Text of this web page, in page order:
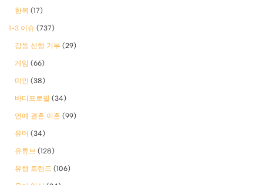
한복 (17)
1-3 이슈 (737)
감동 선행 기부 (29)
게임 (66)
미인 (38)
바디프로필 (34)
연예 결혼 이혼 (99)
유머 (34)
유튜브 (128)
유행 트렌드 (106)